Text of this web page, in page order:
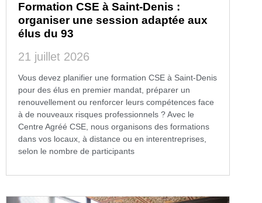
Formation CSE à Saint-Denis :
organiser une session adaptée aux
élus du 93
21 juillet 2026
Vous devez planifier une formation CSE à Saint-Denis
pour des élus en premier mandat, préparer un
renouvellement ou renforcer leurs compétences face
à de nouveaux risques professionnels ? Avec le
Centre Agréé CSE, nous organisons des formations
dans vos locaux, à distance ou en interentreprises,
selon le nombre de participants